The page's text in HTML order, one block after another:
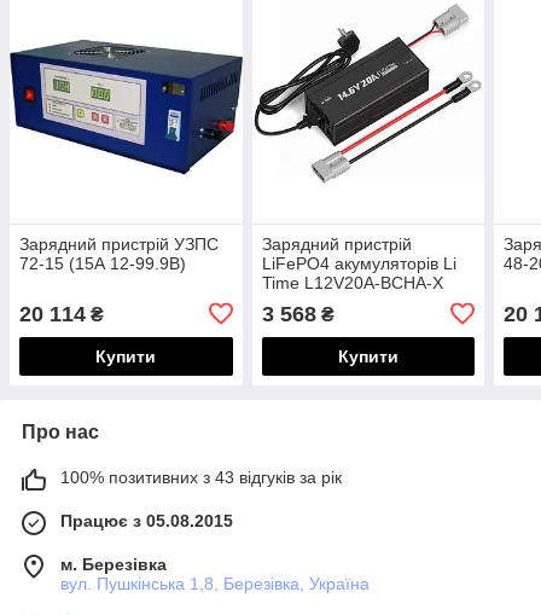
Зарядний пристрій УЗПС
72-15 (15А 12-99.9В)
20 114 ₴
Купити
Зарядний пристрій
LiFePO4 акумуляторів Li
Time L12V20A-BCHA-X
3 568₴
Купити
48-
20
Про нас
100% позитивних з 43 відгуків за рік
Працює з 05.08.2015
м. Березівка
вул. Пушкінська 1,8, Березівка, Україна